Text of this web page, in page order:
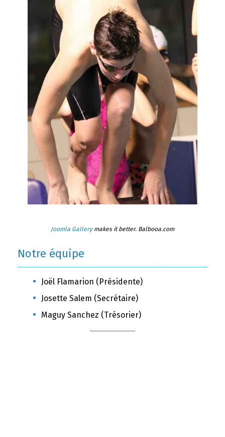
Joomla Gallerymakes it better. Balbooa.com
Notre équipe
Joël Flamarion (Présidente)
Josette Salem (Secrétaire)
Maguy Sanchez (Trésorier)